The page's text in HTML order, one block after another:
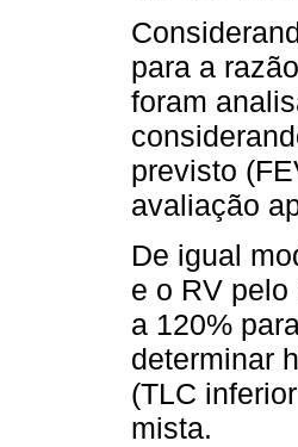
para a
foram
previsto
avaliação
De igual
e o RV
a 120%
determinar
(TLC
mista.